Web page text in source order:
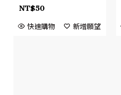
NT$50
快速購物 新增願望